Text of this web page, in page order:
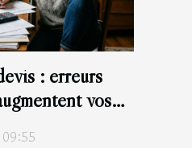
: erreurs
vos